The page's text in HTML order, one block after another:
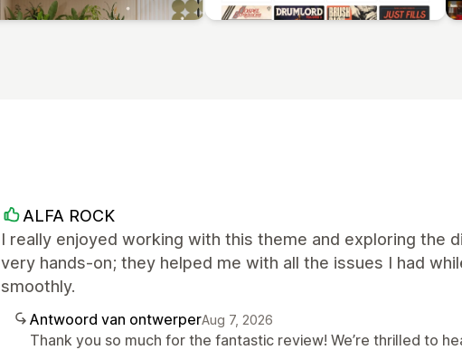
ALFA ROCK
I really enjoyed working with this theme and exploring the
very hands-on; they helped me with all the issues I had
smoothly.
Antwoord van ontwerperAug 7, 2026
Thank you so much for the fantastic review! We’re thrilled to